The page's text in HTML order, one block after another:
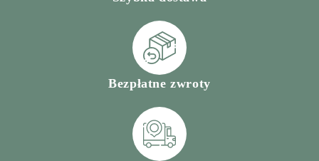
Bezpłatne zwroty